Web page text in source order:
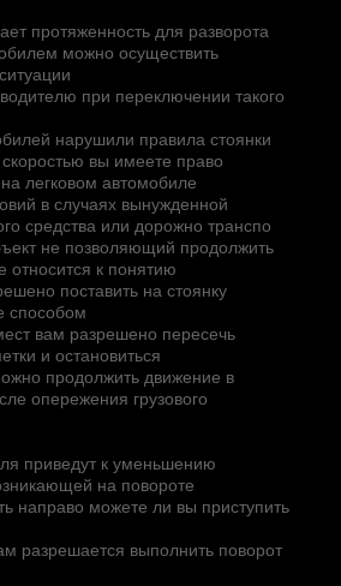
протяженность для разворота
можно осуществить
при переключении такого
нарушили правила стоянки
вы имеете право
легковом автомобиле
в случаях вынужденной
средства или дорожно транспо
не позволяющий продолжить
относится к понятию
поставить на стоянку
способом
вам разрешено пересечь
и остановиться
продолжить движение в
опережения грузового
приведут к уменьшению
на повороте
направо можете ли вы приступить
разрешается выполнить поворот